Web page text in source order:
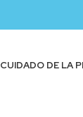
CUIDADO DE LA